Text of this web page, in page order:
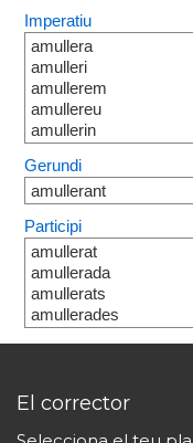
Imperatiu
amullera
amulleri
amullerem
amullereu
amullerin
Gerundi
amullerant
Participi
amullerat
amullerada
amullerats
amullerades
El corrector